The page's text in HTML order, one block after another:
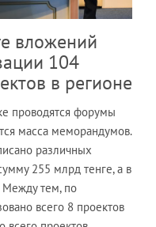
вложений
104
в регионе
проводятся форумы
масса меморандумов.
различных
255 млрд тенге, а в
Между тем, по
всего 8 проектов